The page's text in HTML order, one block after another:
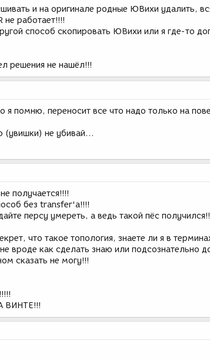
и на оригинале родные ЮВихи удалить,
не работает!!!!
способ скопировать ЮВихи или я где-то
решения не нашёл!!!
я помню, переносит все что надо только на
(увишки) не убивай...
получается!!!!
без transfer'а!!!!
персу умереть, а ведь такой пёс
что такое топология, знаете ли я в
вроде как сделать знаю или подсознательно
сказать не могу!!!
ВИНТЕ!!!